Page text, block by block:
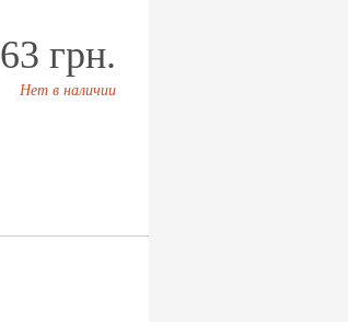
грн.
Нет в наличии